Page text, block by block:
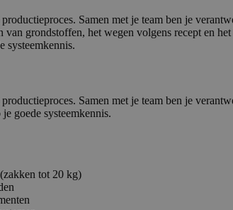
Samen met je team ben je
grondstoffen, het wegen volgens recept en
systeemkennis.
Samen met je team ben je
goede systeemkennis.
tot 20 kg)